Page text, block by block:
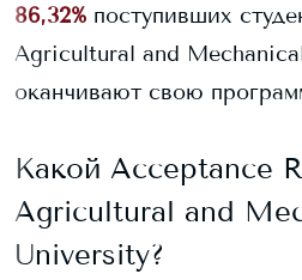
86,32% поступивших
Agricultural and
оканчивают свою
Какой Acceptance
Agricultural and
University?